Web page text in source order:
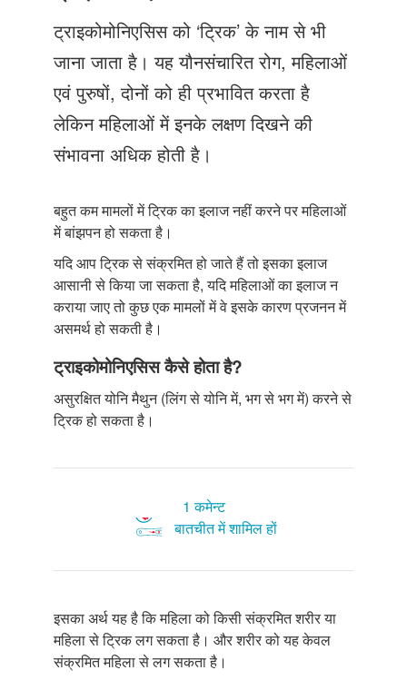
Just Poocho
संपर्क करें
ट्राइकोमोनिएसिस को ‘ट्रिक’ के नाम से भी
जाना जाता है। यह यौनसंचारित रोग, महिलाओं
एवं पुरुषों, दोनों को ही प्रभावित करता है
लेकिन महिलाओं में इनके लक्षण दिखने की
संभावना अधिक होती है।
बहुत कम मामलों में ट्रिक का इलाज नहीं करने पर महिलाओं
में बांझपन हो सकता है।
यदि आप ट्रिक से संक्रमित हो जाते हैं तो इसका इलाज
आसानी से किया जा सकता है, यदि महिलाओं का इलाज न
कराया जाए तो कुछ एक मामलों में वे इसके कारण प्रजनन में
असमर्थ हो सकती है।
ट्राइकोमोनिएसिस कैसे होता है?
असुरक्षित योनि मैथुन (लिंग से योनि में, भग से भग में) करने से
ट्रिक हो सकता है।
1 कमेन्ट
बातचीत में शामिल हों
इसका अर्थ यह है कि महिला को किसी संक्रमित शरीर या
महिला से ट्रिक लग सकता है। और शरीर को यह केवल
संक्रमित महिला से लग सकता है।